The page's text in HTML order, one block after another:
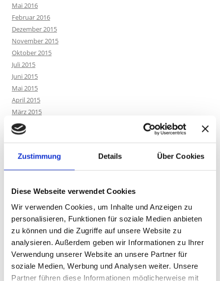
Zustimmung Details Über Cookies
Diese Webseite verwendet Cookies
Wir verwenden Cookies, um Inhalte und Anzeigen zu
personalisieren, Funktionen für soziale Medien anbieten
zu können und die Zugriffe auf unsere Website zu
analysieren. Außerdem geben wir Informationen zu Ihrer
Verwendung unserer Website an unsere Partner für
soziale Medien, Werbung und Analysen weiter. Unsere
Partner führen diese Informationen möglicherweise mit
Mai 2016
Februar 2016
Dezember 2015
November 2015
Oktober 2015
Juli 2015
Juni 2015
Mai 2015
April 2015
März 2015
Dezember 2014
Oktober 2014
Mai 2014
März 2014
Januar 2014
Oktober 2013
KATEGORIEN
'Save our Songs'(1)
3. Chakra (1)